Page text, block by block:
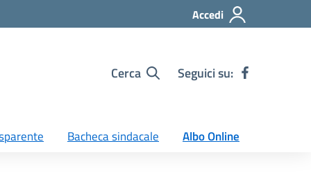
Accedi
Cerca Seguici su:
Bacheca sindacale Albo Online